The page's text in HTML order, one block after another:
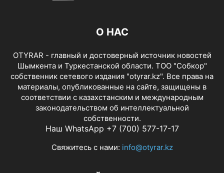
О НАС
OTYRAR - главный и достоверный источник новостей
Шымкента и Туркестанской области. ТОО "Собкор"
собственник сетевого издания "otyrar.kz". Все права на
материалы, опубликованные на сайте, защищены в
соответствии с казахстанским и международным
законодательством об интеллектуальной
собственности.
Наш WhatsApp +7 (700) 577-17-17
Свяжитесь с нами: info@otyrar.kz